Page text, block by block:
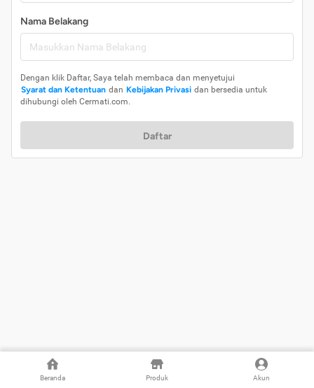
Beranda Produk Akun
Nama Belakang
Dengan klik Daftar, Saya telah membaca dan menyetujui
Syarat dan Ketentuan dan Kebijakan Privasi dan bersedia untuk
dihubungi oleh Cermati.com.
Daftar